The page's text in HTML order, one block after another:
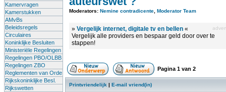
Kamervragen
Kamerstukken
AMvBs
Beleidsregels
Circulaires
Koninklijke Besluiten
Ministeriële Regelingen
Regelingen PBO/OLBB
Regelingen ZBO
Reglementen van Orde
Rijkskoninklijke Besl.
Rijkswetten
Moderators: Nemine contradicente Moderator Team
» Vergelijk internet, digitale tv en bellen «
Vergelijk alle providers en bespaar geld door over te
stappen!
Pagina 1 van 2
Printvriendelijk | E-mail vriend(in)